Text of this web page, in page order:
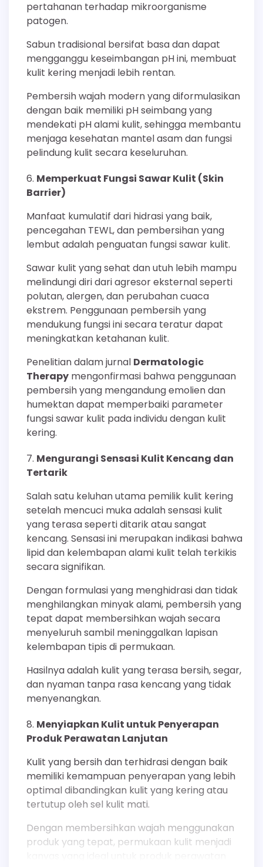
pertahanan terhadap mikroorganisme
patogen.
Sabun tradisional bersifat basa dan dapat
mengganggu keseimbangan pH ini, membuat
kulit kering menjadi lebih rentan.
Pembersih wajah modern yang diformulasikan
dengan baik memiliki pH seimbang yang
mendekati pH alami kulit, sehingga membantu
menjaga kesehatan mantel asam dan fungsi
pelindung kulit secara keseluruhan.
Memperkuat Fungsi Sawar Kulit (Skin
Barrier)
Manfaat kumulatif dari hidrasi yang baik,
pencegahan TEWL, dan pembersihan yang
lembut adalah penguatan fungsi sawar kulit.
Sawar kulit yang sehat dan utuh lebih mampu
melindungi diri dari agresor eksternal seperti
polutan, alergen, dan perubahan cuaca
ekstrem. Penggunaan pembersih yang
mendukung fungsi ini secara teratur dapat
meningkatkan ketahanan kulit.
Penelitian dalam jurnal Dermatologic
Therapy mengonfirmasi bahwa penggunaan
pembersih yang mengandung emolien dan
humektan dapat memperbaiki parameter
fungsi sawar kulit pada individu dengan kulit
kering.
Mengurangi Sensasi Kulit Kencang dan
Tertarik
Salah satu keluhan utama pemilik kulit kering
setelah mencuci muka adalah sensasi kulit
yang terasa seperti ditarik atau sangat
kencang. Sensasi ini merupakan indikasi bahwa
lipid dan kelembapan alami kulit telah terkikis
secara signifikan.
Dengan formulasi yang menghidrasi dan tidak
menghilangkan minyak alami, pembersih yang
tepat dapat membersihkan wajah secara
menyeluruh sambil meninggalkan lapisan
kelembapan tipis di permukaan.
Hasilnya adalah kulit yang terasa bersih, segar,
dan nyaman tanpa rasa kencang yang tidak
menyenangkan.
Menyiapkan Kulit untuk Penyerapan
Produk Perawatan Lanjutan
Kulit yang bersih dan terhidrasi dengan baik
memiliki kemampuan penyerapan yang lebih
optimal dibandingkan kulit yang kering atau
tertutup oleh sel kulit mati.
Dengan membersihkan wajah menggunakan
produk yang tepat, permukaan kulit menjadi